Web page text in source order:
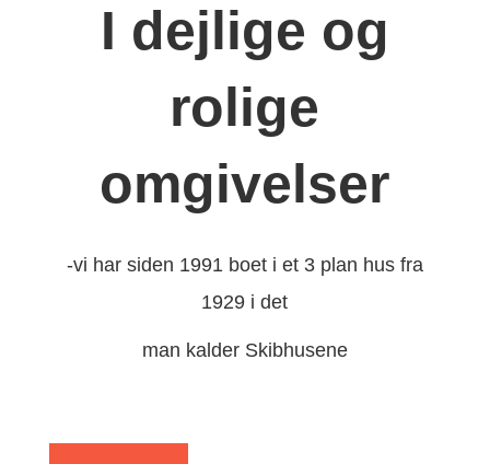
I dejlige og
rolige
omgivelser
-vi har siden 1991 boet i et 3 plan hus fra
1929 i det
man kalder Skibhusene